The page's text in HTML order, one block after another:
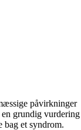
påvirkninger
grundig vurdering
bag et syndrom.